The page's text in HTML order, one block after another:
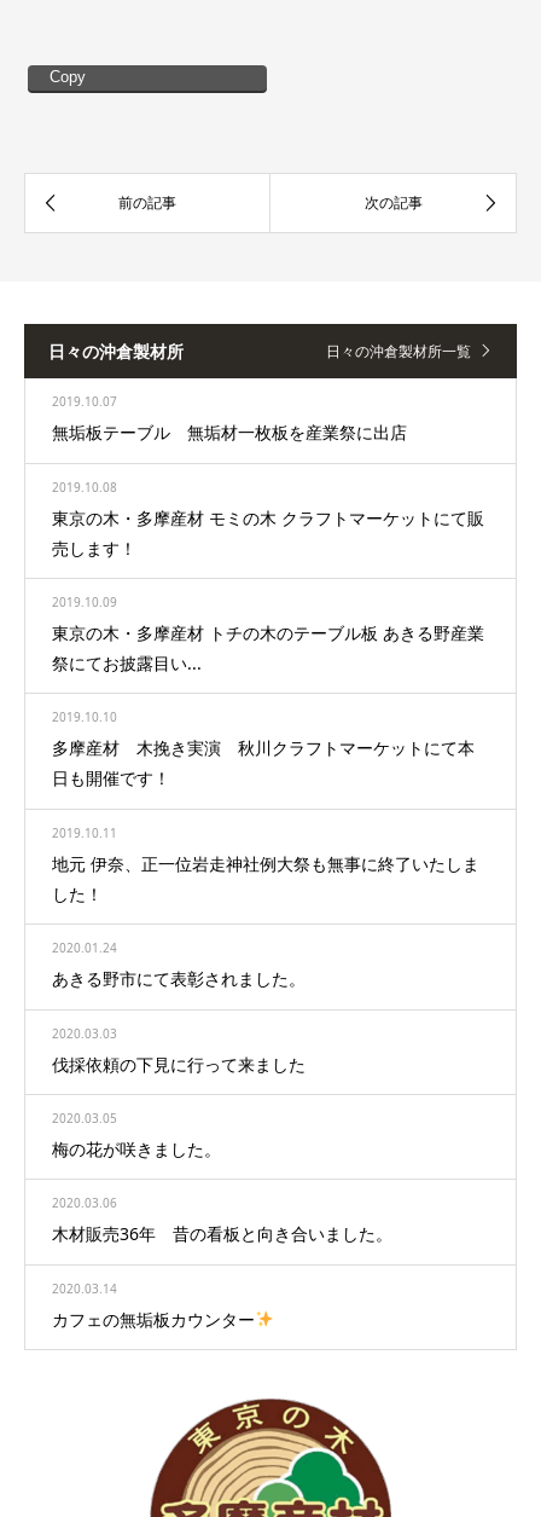
Copy
日々の沖倉製材所 日々の沖倉製材所一覧
2019.10.07
無垢板テーブル 無垢材一枚板を産業祭に出店
2019.10.08
東京の木・多摩産材 モミの木 クラフトマーケットにて販
売します！
2019.10.09
東京の木・多摩産材 トチの木のテーブル板 あきる野産業
祭にてお披露目い...
2019.10.10
多摩産材 木挽き実演 秋川クラフトマーケットにて本
日も開催です！
2019.10.11
地元 伊奈、正一位岩走神社例大祭も無事に終了いたしま
した！
2020.01.24
あきる野市にて表彰されました。
2020.03.03
伐採依頼の下見に行って来ました
2020.03.05
梅の花が咲きました。
2020.03.06
木材販売36年 昔の看板と向き合いました。
2020.03.14
カフェの無垢板カウンター